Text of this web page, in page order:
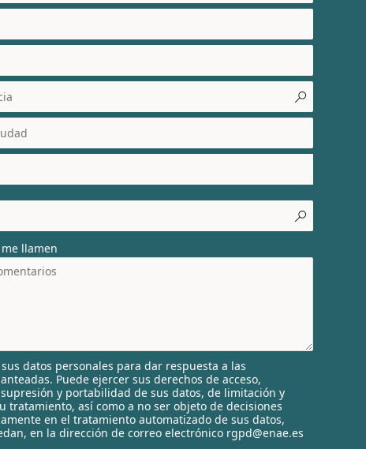
llamen
datos personales para dar respuesta a las
Puede ejercer sus derechos de acceso,
y portabilidad de sus datos, de limitación y
tratamiento, así como a no ser objeto de decisiones
en el tratamiento automatizado de sus datos,
en la dirección de correo electrónico rgpd@enae.es